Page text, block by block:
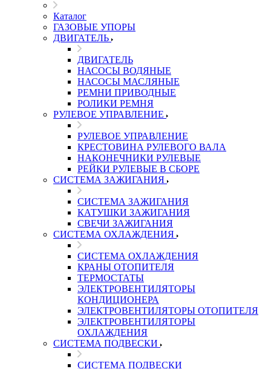
Каталог
ГАЗОВЫЕ УПОРЫ
ДВИГАТЕЛЬ
ДВИГАТЕЛЬ
НАСОСЫ ВОДЯНЫЕ
НАСОСЫ МАСЛЯНЫЕ
РЕМНИ ПРИВОДНЫЕ
РОЛИКИ РЕМНЯ
РУЛЕВОЕ УПРАВЛЕНИЕ
РУЛЕВОЕ УПРАВЛЕНИЕ
КРЕСТОВИНА РУЛЕВОГО ВАЛА
НАКОНЕЧНИКИ РУЛЕВЫЕ
РЕЙКИ РУЛЕВЫЕ В СБОРЕ
СИСТЕМА ЗАЖИГАНИЯ
СИСТЕМА ЗАЖИГАНИЯ
КАТУШКИ ЗАЖИГАНИЯ
СВЕЧИ ЗАЖИГАНИЯ
СИСТЕМА ОХЛАЖДЕНИЯ
СИСТЕМА ОХЛАЖДЕНИЯ
КРАНЫ ОТОПИТЕЛЯ
ТЕРМОСТАТЫ
ЭЛЕКТРОВЕНТИЛЯТОРЫ
КОНДИЦИОНЕРА
ЭЛЕКТРОВЕНТИЛЯТОРЫ ОТОПИТЕЛЯ
ЭЛЕКТРОВЕНТИЛЯТОРЫ
ОХЛАЖДЕНИЯ
СИСТЕМА ПОДВЕСКИ
СИСТЕМА ПОДВЕСКИ